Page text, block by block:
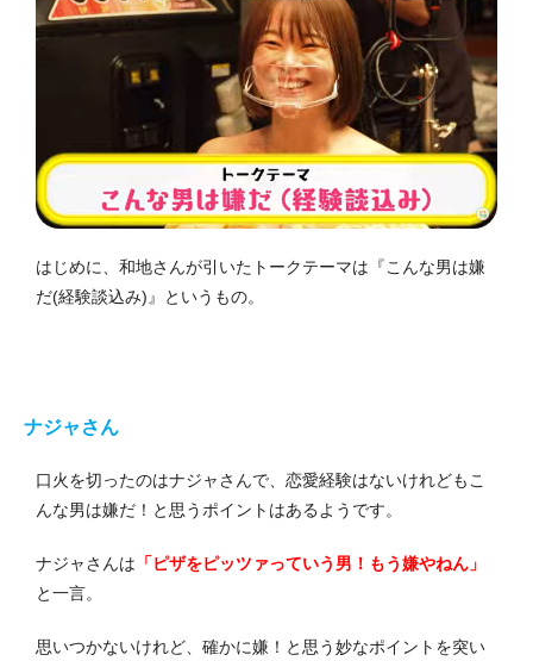
はじめに、和地さんが引いたトークテーマは『こんな男は嫌
だ(経験談込み)』というもの。
ナジャさん
口火を切ったのはナジャさんで、恋愛経験はないけれどもこ
んな男は嫌だ！と思うポイントはあるようです。
ナジャさんは 「ピザをピッツァっていう男！もう嫌やねん」
と一言。
思いつかないけれど、確かに嫌！と思う妙なポイントを突い